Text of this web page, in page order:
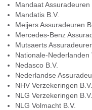
Mandaat Assuradeuren
Mandatis B.V.
Meijers Assuradeuren
Mercedes-Benz
Mutsaerts
Nationale-Nederlanden
Nedasco B.V.
Nederlandse
NHV Verzekeringen B.V.
NLG Verzekeringen B.V.
NLG Volmacht B.V.